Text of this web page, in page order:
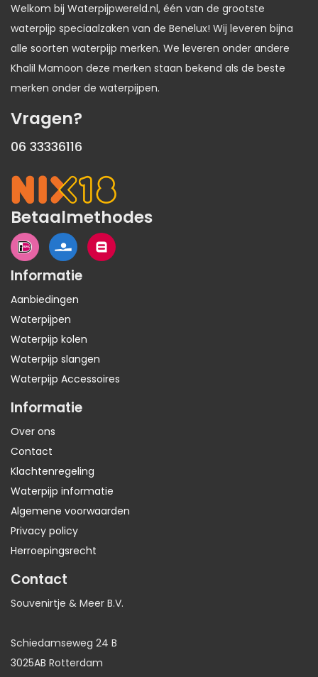
Welkom bij Waterpijpwereld.nl, één van de grootste
waterpijp speciaalzaken van de Benelux! Wij leveren bijna
alle soorten waterpijp merken. We leveren onder andere
Khalil Mamoon deze merken staan bekend als de beste
merken onder de waterpijpen.
Vragen?
06 33336116
Betaalmethodes
Informatie
Aanbiedingen
Waterpijpen
Waterpijp kolen
Waterpijp slangen
Waterpijp Accessoires
Informatie
Over ons
Contact
Klachtenregeling
Waterpijp informatie
Algemene voorwaarden
Privacy policy
Herroepingsrecht
Contact
Souvenirtje & Meer B.V.
Schiedamseweg 24 B
3025AB Rotterdam